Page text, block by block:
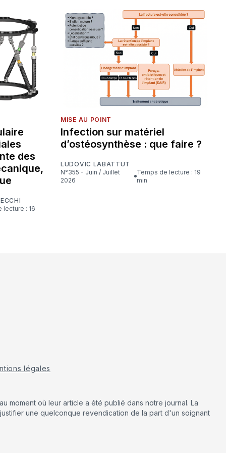
des
MISE AU POINT
Infection sur matériel
d’ostéosynthèse : que faire ?
LUDOVIC LABATTUT
N°355 - Juin / Juillet
2026
Temps de lecture : 19
min
légales
moment où leur article a été publié dans notre journal. La
une quelconque revendication de la part d'un soignant